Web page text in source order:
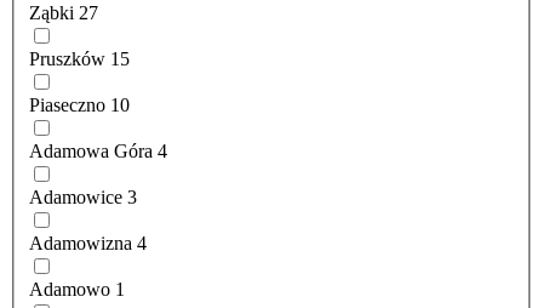
Ząbki 27
Pruszków 15
Piaseczno 10
Adamowa Góra 4
Adamowice 3
Adamowizna 4
Adamowo 1